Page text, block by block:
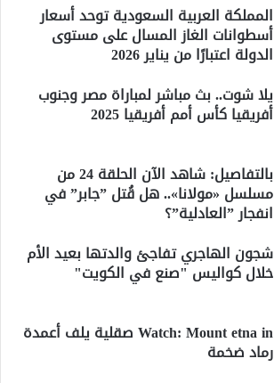
المملكة العربية السعودية توحد أسعار
أسطوانات الغاز المسال على مستوى
الدولة اعتبارًا من يناير 2026
يلا شوت.. بث مباشر لمباراة مصر وجنوب
أفريقيا كأس أمم أفريقيا 2025
بالتفاصيل: شاهد الآن الحلقة 24 من
مسلسل «مولانا».. هل قُتل ”جابر” في
انفجار ”العادلية”؟
شجون الهاجري تفاجئ والدتها بعيد الأم
خلال كواليس "صنع في الكويت"
Watch: Mount etna in صقلية يلف أعمدة
رماد ضخمة